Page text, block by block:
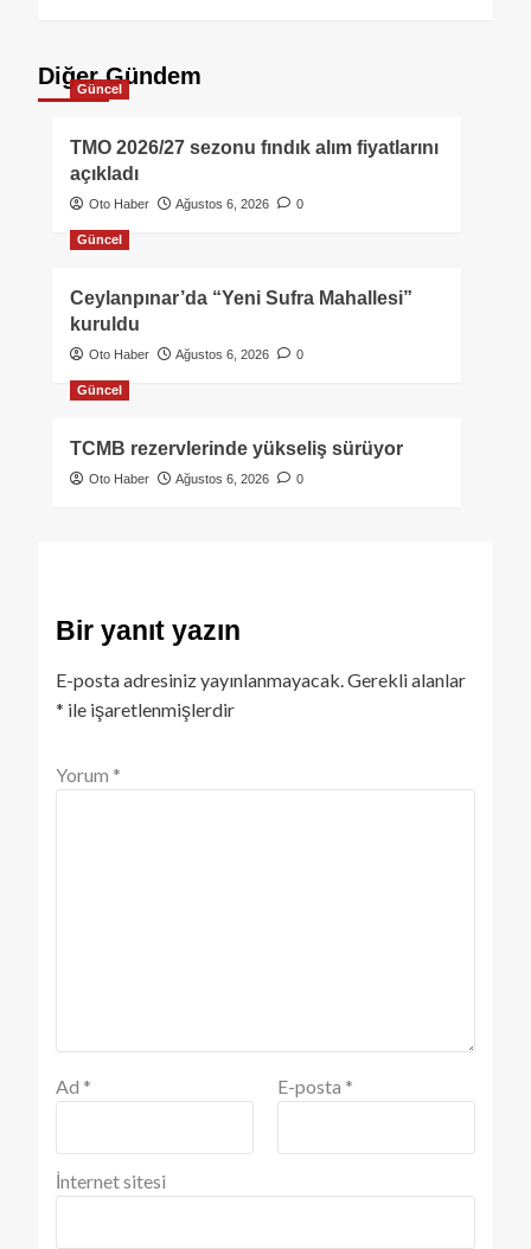
Diğer Gündem
Güncel
TMO 2026/27 sezonu fındık alım fiyatlarını
açıkladı
Oto Haber Ağustos 6, 2026 0
Güncel
Ceylanpınar’da “Yeni Sufra Mahallesi”
kuruldu
Oto Haber Ağustos 6, 2026 0
Güncel
TCMB rezervlerinde yükseliş sürüyor
Oto Haber Ağustos 6, 2026 0
Bir yanıt yazın
E-posta adresiniz yayınlanmayacak. Gerekli alanlar
* ile işaretlenmişlerdir
Yorum *
Ad * E-posta *
İnternet sitesi